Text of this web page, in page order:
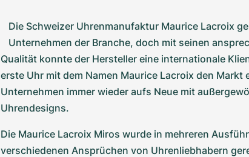
Die Schweizer Uhrenmanufaktur Maurice Lacroix
Unternehmen der Branche, doch mit seinen
Qualität konnte der Hersteller eine internationale
erste Uhr mit dem Namen Maurice Lacroix den
Unternehmen immer wieder aufs Neue mit
Uhrendesigns.
Die Maurice Lacroix Miros wurde in mehreren
verschiedenen Ansprüchen von Uhrenliebhabern